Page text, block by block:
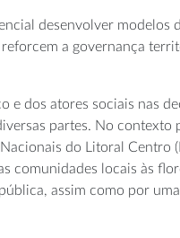
desenvolver
a governança
e dos atores sociais nas
partes. No
do Litoral
comunidades locais às
assim como por